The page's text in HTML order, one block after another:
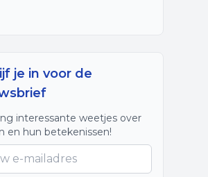
je in voor de
interessante weetjes over
en hun betekenissen!